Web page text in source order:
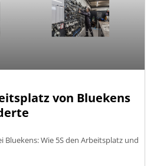
von Bluekens
Bluekens: Wie 5S den Arbeitsplatz und